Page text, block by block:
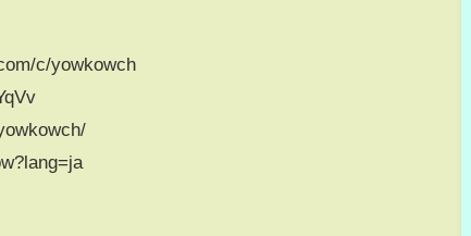
c/yowkowch